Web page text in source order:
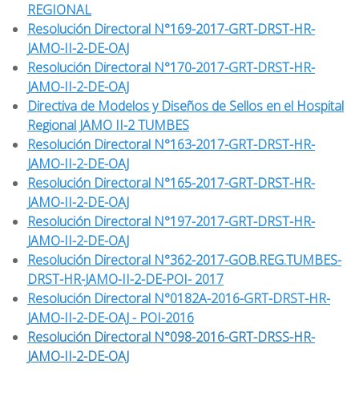
REGIONAL
Resolución Directoral N°169-2017-GRT-DRST-HR-
JAMO-II-2-DE-OAJ
Resolución Directoral N°170-2017-GRT-DRST-HR-
JAMO-II-2-DE-OAJ
Directiva de Modelos y Diseños de Sellos en el Hospital
Regional JAMO II-2 TUMBES
Resolución Directoral N°163-2017-GRT-DRST-HR-
JAMO-II-2-DE-OAJ
Resolución Directoral N°165-2017-GRT-DRST-HR-
JAMO-II-2-DE-OAJ
Resolución Directoral N°197-2017-GRT-DRST-HR-
JAMO-II-2-DE-OAJ
Resolución Directoral N°362-2017-GOB.REG.TUMBES-
DRST-HR-JAMO-II-2-DE-POI- 2017
Resolución Directoral N°0182A-2016-GRT-DRST-HR-
JAMO-II-2-DE-OAJ - POI-2016
Resolución Directoral N°098-2016-GRT-DRSS-HR-
JAMO-II-2-DE-OAJ